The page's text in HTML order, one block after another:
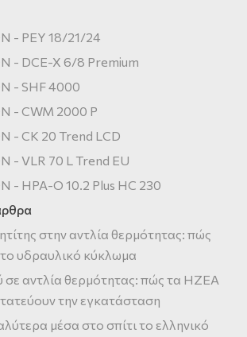
- PEY 18/21/24
- DCE-X 6/8 Premium
- SHF 4000
- CWM 2000 P
- CK 20 Trend LCD
- VLR 70 L Trend EU
- HPA-O 10.2 Plus HC 230
στην αντλία θερμότητας: πώς
υδραυλικό κύκλωμα
σε αντλία θερμότητας: πώς τα HZEA
την εγκατάσταση
μέσα στο σπίτι το ελληνικό